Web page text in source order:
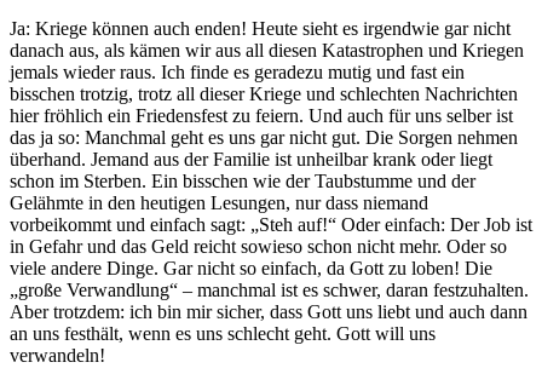
Ja: Kriege können auch enden! Heute sieht es irgendwie gar nicht
danach aus, als kämen wir aus all diesen Katastrophen und Kriegen
jemals wieder raus. Ich finde es geradezu mutig und fast ein
bisschen trotzig, trotz all dieser Kriege und schlechten Nachrichten
hier fröhlich ein Friedensfest zu feiern. Und auch für uns selber ist
das ja so: Manchmal geht es uns gar nicht gut. Die Sorgen nehmen
überhand. Jemand aus der Familie ist unheilbar krank oder liegt
schon im Sterben. Ein bisschen wie der Taubstumme und der
Gelähmte in den heutigen Lesungen, nur dass niemand
vorbeikommt und einfach sagt: „Steh auf!“ Oder einfach: Der Job ist
in Gefahr und das Geld reicht sowieso schon nicht mehr. Oder so
viele andere Dinge. Gar nicht so einfach, da Gott zu loben! Die
„große Verwandlung“ – manchmal ist es schwer, daran festzuhalten.
Aber trotzdem: ich bin mir sicher, dass Gott uns liebt und auch dann
an uns festhält, wenn es uns schlecht geht. Gott will uns
verwandeln!